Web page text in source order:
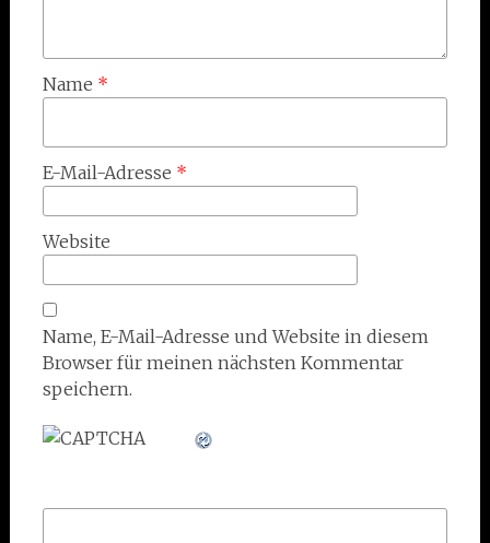
Name *
E-Mail-Adresse *
Website
Name, E-Mail-Adresse und Website in diesem
Browser für meinen nächsten Kommentar
speichern.